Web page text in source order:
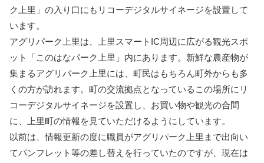
ク上里」の入り口にもリコーデジタルサイネージを設置して
います。
アグリパーク上里は、上里スマートIC周辺に広がる観光スポ
ット「このはなパーク上里」内にあります。新鮮な農産物が
集まるアグリパーク上里には、町民はもちろん町外からも多
くの方が訪れます。町の交流拠点となっているこの場所にリ
コーデジタルサイネージを設置し、お買い物や観光の合間
に、上里町の情報を見ていただけるようにしています。
以前は、情報更新の度に職員がアグリパーク上里まで出向い
てパンフレット等の差し替えを行っていたのですが、現在は